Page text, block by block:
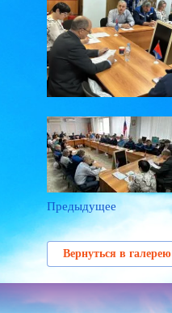
Предыдущее
Вернуться в галерею